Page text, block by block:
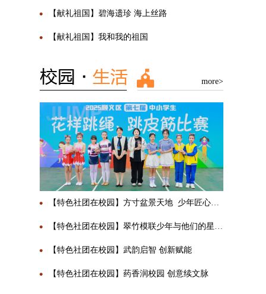
【献礼祖国】碧海遗珍 海上丝路
【献礼祖国】我和我的祖国
more>
【特色社团在校园】方寸盆景天地 少年匠心传承
【特色社团在校园】翠竹模联少年与他们的星辰大海
【特色社团在校园】武韵启智 创新赋能
【特色社团在校园】药香润校园 创意续文脉